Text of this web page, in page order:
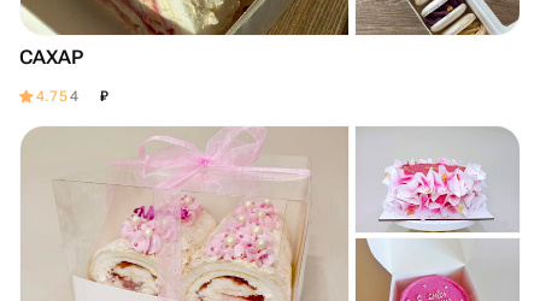
САХАР
4.754 ₽